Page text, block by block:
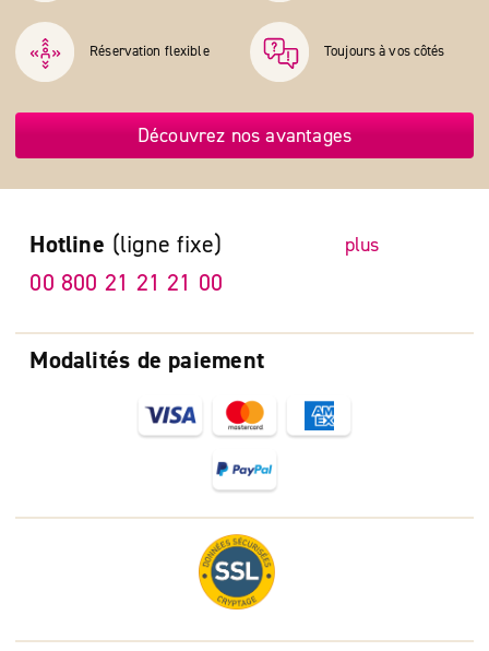
Réservation flexible Toujours à vos côtés
Découvrez nos avantages
Modalités de paiement
Hotline (ligne fixe) plus
00 800 21 21 21 00